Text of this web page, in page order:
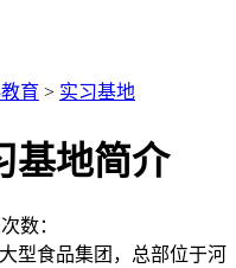
育 > 实习基地
基地简介
数：
型食品集团，总部位于河